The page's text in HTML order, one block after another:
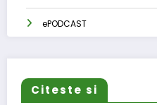
ePODCAST
Citeste si